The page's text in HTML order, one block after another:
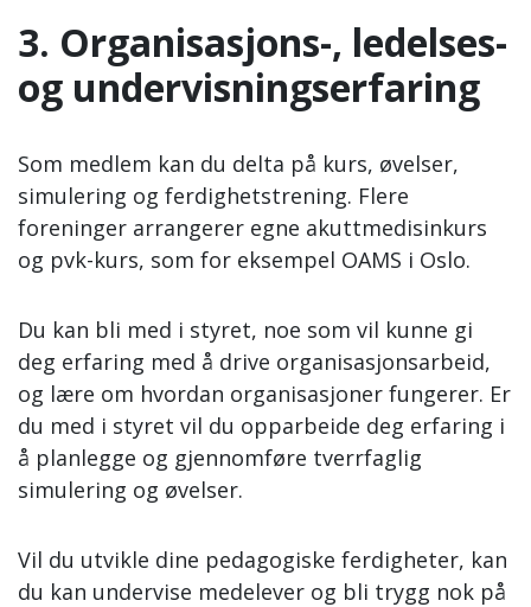
3. Organisasjons-, ledelses-
og undervisningserfaring
Som medlem kan du delta på kurs, øvelser,
simulering og ferdighetstrening. Flere
foreninger arrangerer egne akuttmedisinkurs
og pvk-kurs, som for eksempel OAMS i Oslo.
Du kan bli med i styret, noe som vil kunne gi
deg erfaring med å drive organisasjonsarbeid,
og lære om hvordan organisasjoner fungerer. Er
du med i styret vil du opparbeide deg erfaring i
å planlegge og gjennomføre tverrfaglig
simulering og øvelser.
Vil du utvikle dine pedagogiske ferdigheter, kan
du kan undervise medelever og bli trygg nok på